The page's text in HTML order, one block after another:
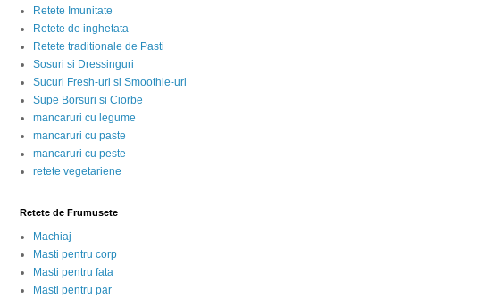
Retete Imunitate
Retete de inghetata
Retete traditionale de Pasti
Sosuri si Dressinguri
Sucuri Fresh-uri si Smoothie-uri
Supe Borsuri si Ciorbe
mancaruri cu legume
mancaruri cu paste
mancaruri cu peste
retete vegetariene
Retete de Frumusete
Machiaj
Masti pentru corp
Masti pentru fata
Masti pentru par